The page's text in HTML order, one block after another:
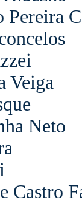
Pereira
Veiga
Neto
Castro